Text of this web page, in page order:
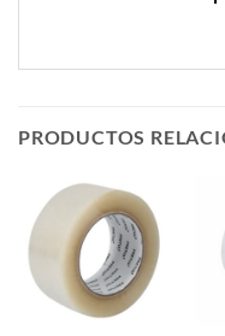
PRODUCTOS